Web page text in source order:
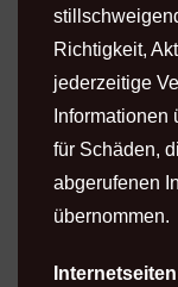
Richtigkeit,
jederzeitige
für Schäden,
abgerufenen
übernommen.